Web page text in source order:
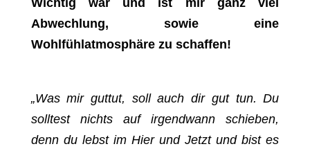
Abwechlung, sowie eine
Wohlfühlatmosphäre zu schaffen!
„Was mir guttut, soll auch dir gut tun. Du
solltest nichts auf irgendwann schieben,
denn du lebst im Hier und Jetzt und bist es